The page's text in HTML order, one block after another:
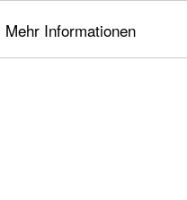
Mehr Informationen